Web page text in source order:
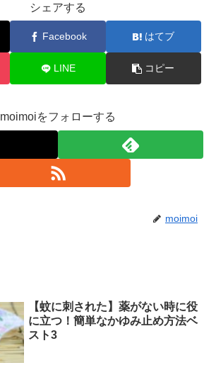
シェアする
Facebook はてブ
LINE コピー
moimoiをフォローする
moimoi
【蚊に刺された】薬がない時に役
に立つ！簡単なかゆみ止め方法ベ
スト3